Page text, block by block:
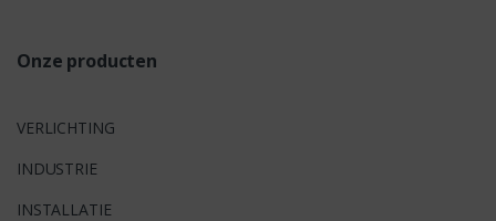
Onze producten
VERLICHTING
INDUSTRIE
INSTALLATIE